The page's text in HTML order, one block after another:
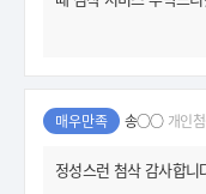
매우만족 송○○ 개인
정성스런 첨삭 감사합니